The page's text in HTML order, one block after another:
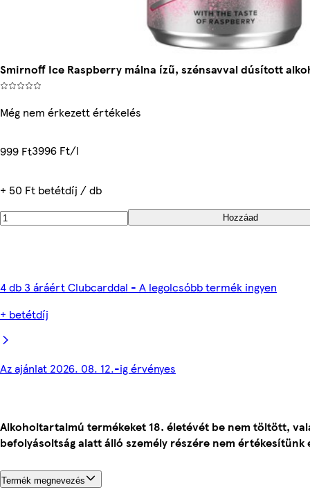
Smirnoff Ice Raspberry málna ízű, szénsavval dúsított
Még nem érkezett értékelés
999 Ft3996 Ft/l
+ 50 Ft betétdíj / db
Hozzáad
4 db 3 áráért Clubcarddal - A legolcsóbb termék ingyen
+ betétdíj
Az ajánlat 2026. 08. 12.-ig érvényes
Alkoholtartalmú termékeket 18. életévét be nem töltött,
befolyásoltság alatt álló személy részére nem értékesítünk
Termék megnevezés